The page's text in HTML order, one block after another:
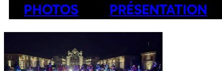
PHOTOS PRÉSENTATION